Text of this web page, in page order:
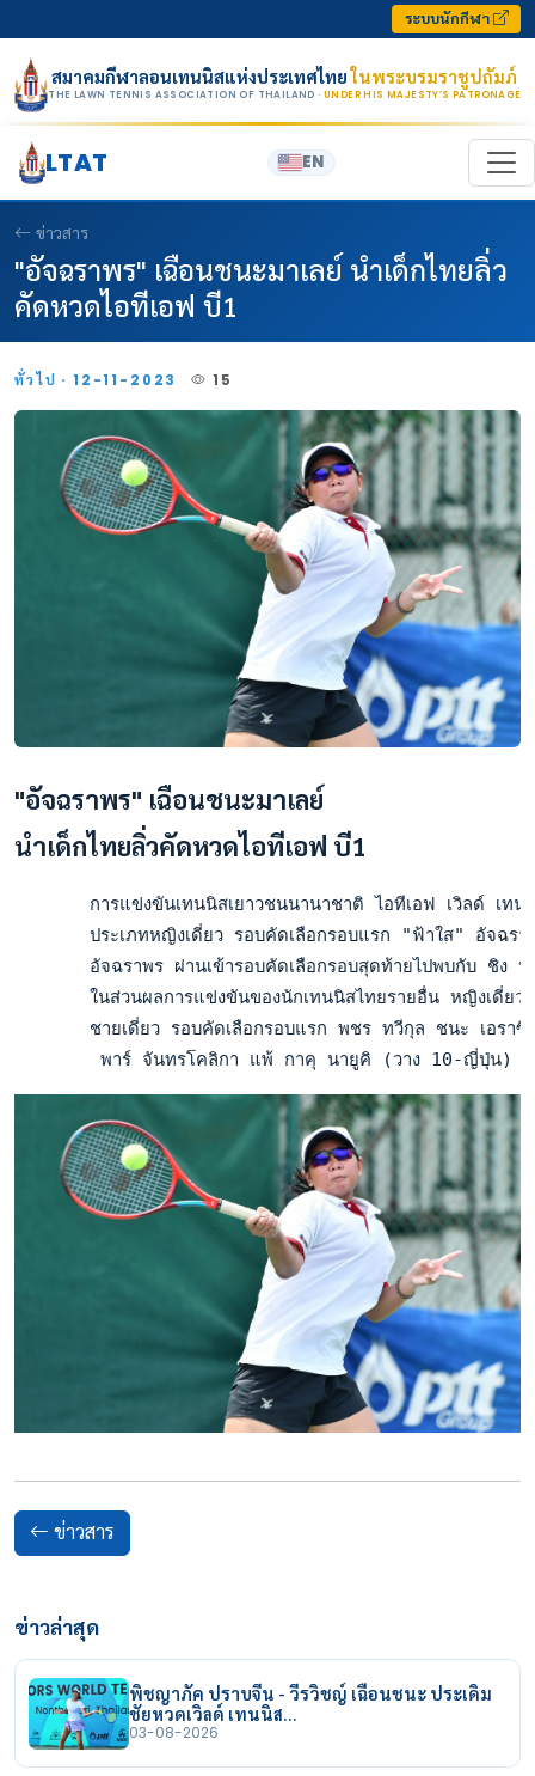
ระบบนักกีฬา
สมาคมกีฬาลอนเทนนิสแห่งประเทศไทยในพระบรมราชูปถัมภ์
THE LAWN TENNIS ASSOCIATION OF THAILAND · UNDER HIS MAJESTY’S PATRONAGE
LTAT EN
ข่าวสาร
"อัจฉราพร" เฉือนชนะมาเลย์ นำเด็กไทยลิ่ว
คัดหวดไอทีเอฟ บี1
ทั่วไป · 12-11-2023 15
"อัจฉราพร" เฉือนชนะมาเลย์
นำเด็กไทยลิ่วคัดหวดไอทีเอฟ บี1
การแข่งขันเทนนิสเยาวชนนานาชาติ ไอทีเอฟ เวิลด์ เ
ประเภทหญิงเดี่ยว รอบคัดเลือกรอบแรก "ฟ้าใส" อัจฉร
อัจฉราพร ผ่านเข้ารอบคัดเลือกรอบสุดท้ายไปพบกับ ชิง
ในส่วนผลการแข่งขันของนักเทนนิสไทยรายอื่น หญิงเดี่ย
ชายเดี่ยว รอบคัดเลือกรอบแรก พชร ทวีกุล ชนะ เอร
พาร์ จันทรโคลิกา แพ้ กาคุ นายูคิ (วาง 10-ญี่ปุ่น)
ข่าวสาร
ข่าวล่าสุด
พิชญาภัค ปราบจีน - วีรวิชญ์ เฉือนชนะ ประเดิม
ชัยหวดเวิลด์ เทนนิส…
03-08-2026